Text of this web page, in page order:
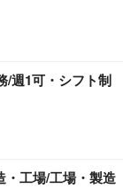
/週1可・シフト制
・工場/工場・製造